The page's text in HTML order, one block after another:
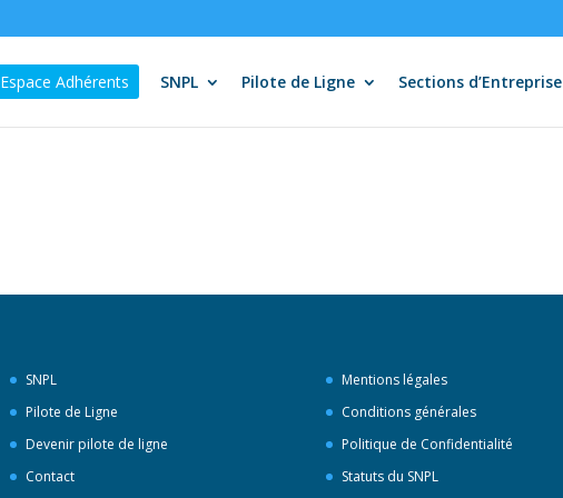
Espace Adhérents SNPL Pilote de Ligne Sections d’Entreprise
SNPL
Pilote de Ligne
Devenir pilote de ligne
Contact
Mentions légales
Conditions générales
Politique de Confidentialité
Statuts du SNPL